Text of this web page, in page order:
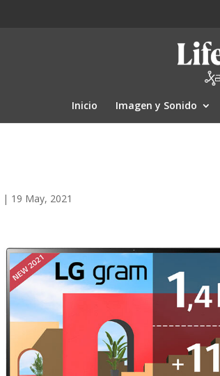
Inicio Imagen y Sonido
| 19 May, 2021